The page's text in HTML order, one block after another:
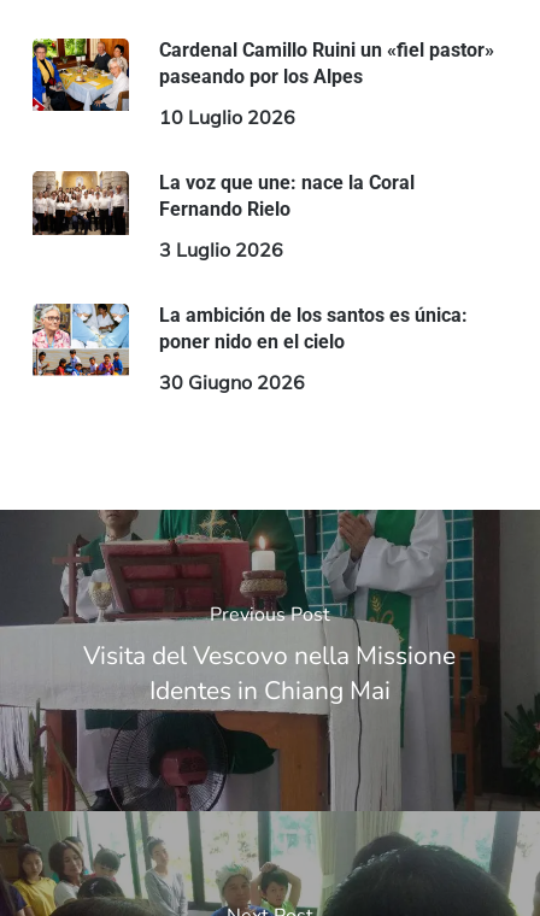
Cardenal Camillo Ruini un «fiel pastor»
paseando por los Alpes
10 Luglio 2026
La voz que une: nace la Coral
Fernando Rielo
3 Luglio 2026
La ambición de los santos es única:
poner nido en el cielo
30 Giugno 2026
Previous Post
Visita del Vescovo nella Missione
Identes in Chiang Mai